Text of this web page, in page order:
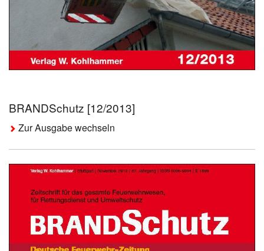
BRANDSchutz [12/2013]
Zur Ausgabe wechseln